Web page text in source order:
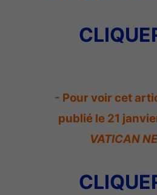
- Pour voir cet
publié le 21
VATICAN